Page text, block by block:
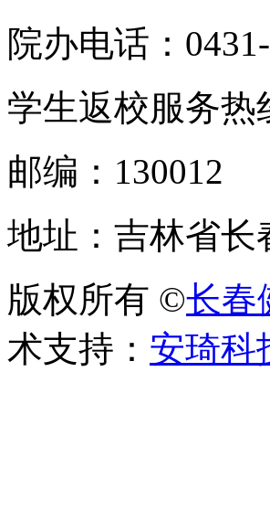
院办电话：
学生返校服务热
邮编：130012
地址：吉林省长
版权所有 ©长春
术支持： 安琦科